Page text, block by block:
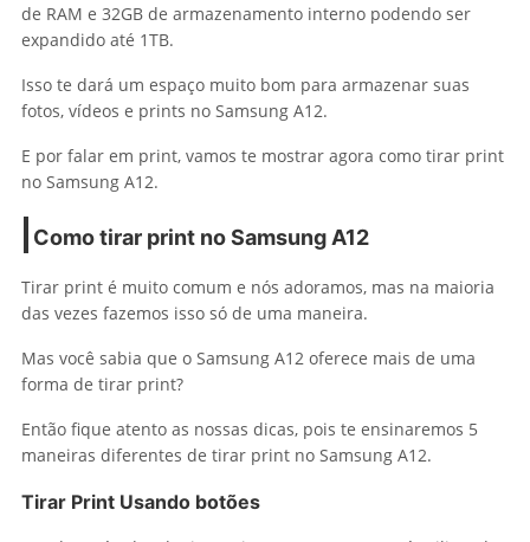
de RAM e 32GB de armazenamento interno podendo ser
expandido até 1TB.
Isso te dará um espaço muito bom para armazenar suas
fotos, vídeos e prints no Samsung A12.
E por falar em print, vamos te mostrar agora como tirar print
no Samsung A12.
Como tirar print no Samsung A12
Tirar print é muito comum e nós adoramos, mas na maioria
das vezes fazemos isso só de uma maneira.
Mas você sabia que o Samsung A12 oferece mais de uma
forma de tirar print?
Então fique atento as nossas dicas, pois te ensinaremos 5
maneiras diferentes de tirar print no Samsung A12.
Tirar Print Usando botões